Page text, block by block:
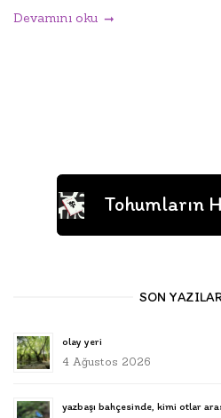
Devamını oku
Tohumların
SON
olay yeri
4 Ağustos 2026
yazbaşı bahçesinde, kimi otlar